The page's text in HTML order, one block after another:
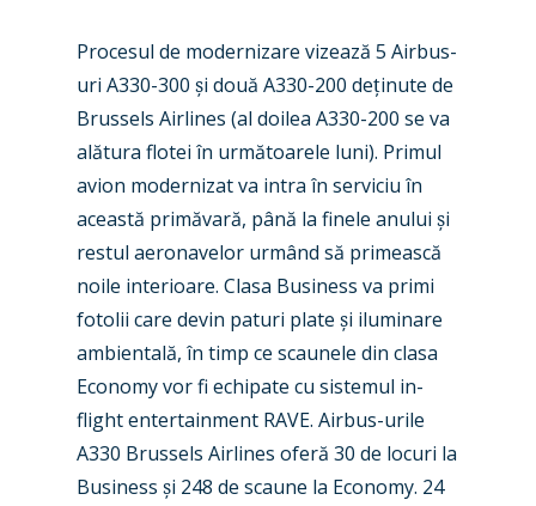
Procesul de modernizare vizează 5 Airbus-
uri A330-300 și două A330-200 deținute de
Brussels Airlines (al doilea A330-200 se va
alătura flotei în următoarele luni). Primul
avion modernizat va intra în serviciu în
această primăvară, până la finele anului și
restul aeronavelor urmând să primească
noile interioare. Clasa Business va primi
fotolii care devin paturi plate și iluminare
ambientală, în timp ce scaunele din clasa
Economy vor fi echipate cu sistemul in-
flight entertainment RAVE. Airbus-urile
A330 Brussels Airlines oferă 30 de locuri la
Business și 248 de scaune la Economy. 24
New Routes
Industry
Accidents / Incidents
Airshows
Dubai 2025
Paris 2025
Farnborough 2024
Business Jets
Military
Trip Reports